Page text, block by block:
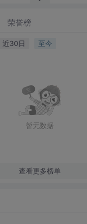
荣誉榜
近30日 至今
暂无数据
查看更多榜单